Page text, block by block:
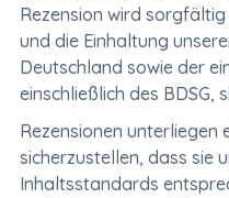
Rezension wird
und die Einhaltung
Deutschland sowie der
einschließlich des BDSG,
Rezensionen unterliegen
sicherzustellen, dass sie
Inhaltsstandards